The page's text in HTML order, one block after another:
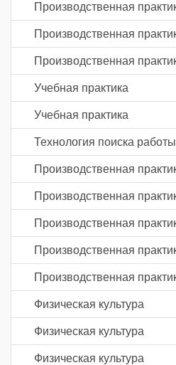
Учебная практика
Учебная практика
Технология поиска работы
Физическая культура
Физическая культура
Физическая культура